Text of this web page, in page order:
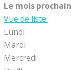
Le mois prochain
Vue de liste.
Lundi
Mardi
Mercredi